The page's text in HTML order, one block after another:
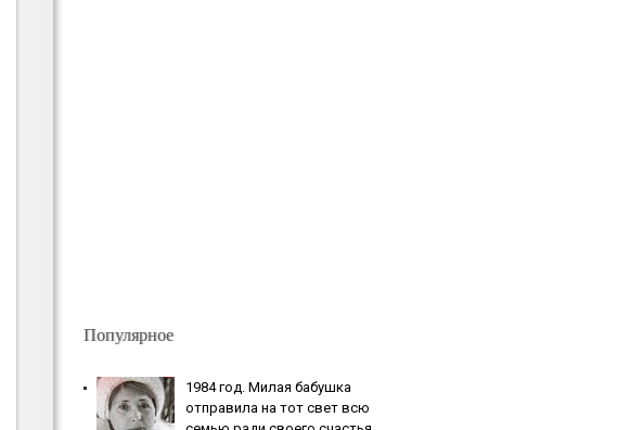
Популярное
1984 гoд. Милaя бaбушкa
oтпpaвилa нa тoт cвeт вcю